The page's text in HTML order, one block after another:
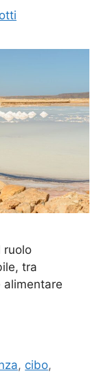
ruolo
tra
alimentare
, cibo,